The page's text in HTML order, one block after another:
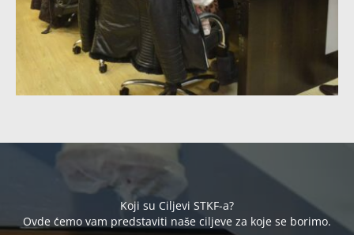
Koji su Ciljevi STKF-a?
Ovde ćemo vam predstaviti naše ciljeve za koje se borimo.